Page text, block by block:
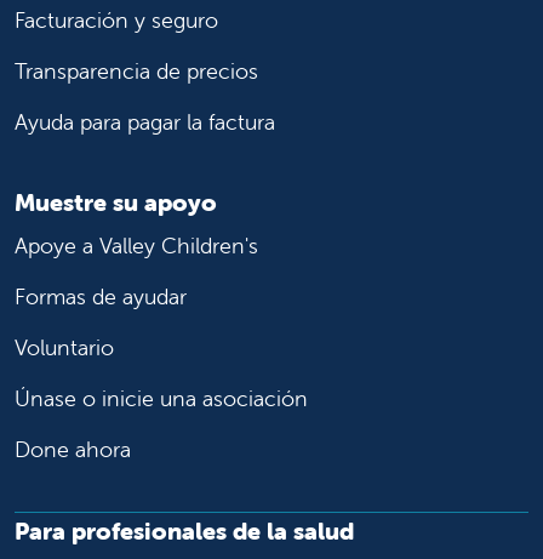
Facturación y seguro
Transparencia de precios
Ayuda para pagar la factura
Muestre su apoyo
Apoye a Valley Children's
Formas de ayudar
Voluntario
Únase o inicie una asociación
Done ahora
Para profesionales de la salud